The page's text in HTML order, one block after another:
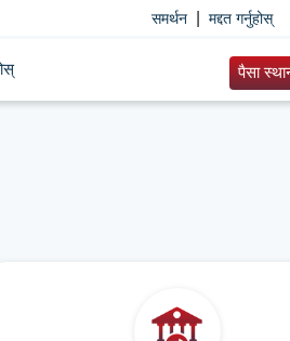
समर्थन मद्दत गर्नुहोस्
पैसा